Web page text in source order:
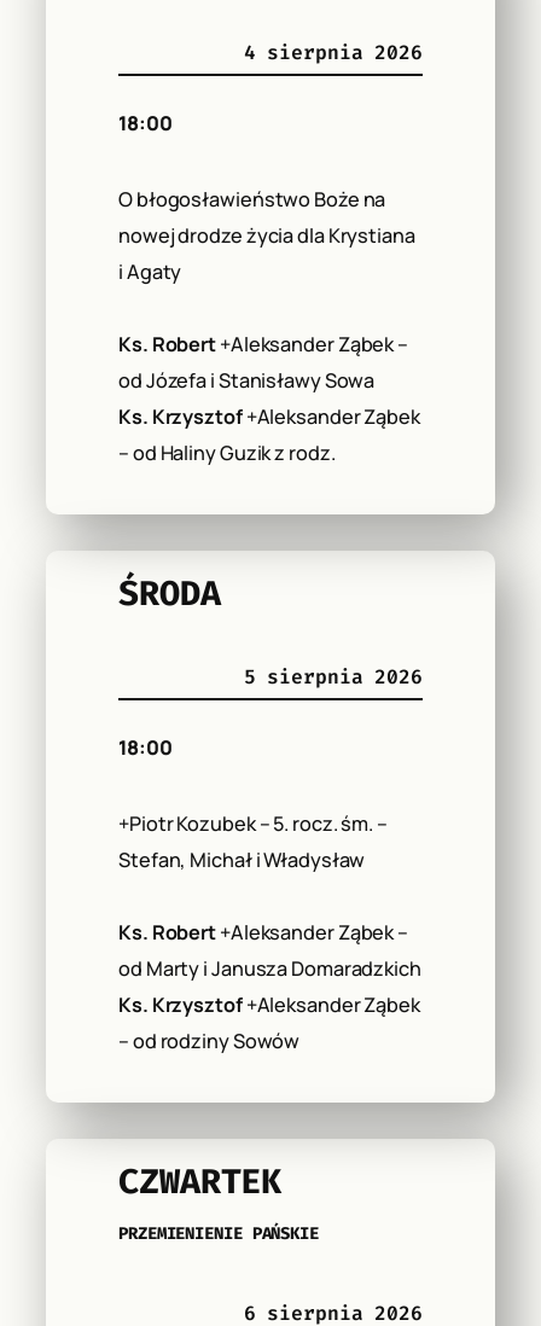
4 sierpnia 2026
18:00
O błogosławieństwo Boże na
nowej drodze życia dla Krystiana
i Agaty
Ks. Robert+Aleksander Ząbek –
od Józefa i Stanisławy Sowa
Ks. Krzysztof+Aleksander Ząbek
– od Haliny Guzik z rodz.
ŚRODA
5 sierpnia 2026
18:00
+Piotr Kozubek – 5. rocz. śm. –
Stefan, Michał i Władysław
Ks. Robert+Aleksander Ząbek –
od Marty i Janusza Domaradzkich
Ks. Krzysztof+Aleksander Ząbek
– od rodziny Sowów
CZWARTEK
PRZEMIENIENIE PAŃSKIE
6 sierpnia 2026